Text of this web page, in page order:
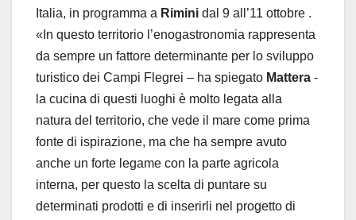
Italia, in programma a Rimini dal 9 all’11 ottobre .
«In questo territorio l’enogastronomia rappresenta
da sempre un fattore determinante per lo sviluppo
turistico dei Campi Flegrei – ha spiegato Mattera -
la cucina di questi luoghi è molto legata alla
natura del territorio, che vede il mare come prima
fonte di ispirazione, ma che ha sempre avuto
anche un forte legame con la parte agricola
interna, per questo la scelta di puntare su
determinati prodotti e di inserirli nel progetto di